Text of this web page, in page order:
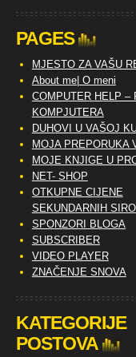
PAGES
MJESTO ZA VAŠU
About me| O meni
COMPUTER HELP –
KOMPJUTERA
DUHOVI U VAŠOJ
MOJA PREPORUKA
MOJE KNJIGE U
NET- SHOP
OTKUPNE CIJENE
SEKUNDARNIH
SPONZORI BLOGA
SUBSCRIBER
VIDEO PLAYER
ZNAČENJE SNOVA
KATEGORIJE
POSTOVA